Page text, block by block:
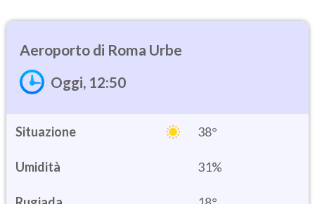
Roma Urbe
Oggi, 12:50
Situazione 38°
Umidità 31%